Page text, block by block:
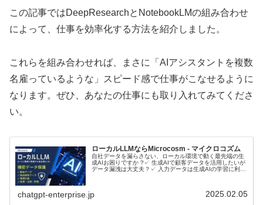
この記事ではDeepResearchとNotebookLMの組み合わせ
によって、仕事を効率化する方法を紹介しました。
これらを組み合わせれば、まさに「AIアシスタントを複数
名雇っているような」スピード感で仕事がこなせるように
なります。ぜひ、あなたの仕事にも取り入れてみてくださ
い。
ローカルLLMならMicrocosm - マイクロコズム
自社データを漏らさない、ローカル環境で動く最先端の生
成AIお困りですか ?✓ 生成AIで顧客データを活用したいが
データ漏洩は大丈夫？✓ 入力データは生成AIの学習に利用
chatgpt-enterprise.jp 2025.02.05